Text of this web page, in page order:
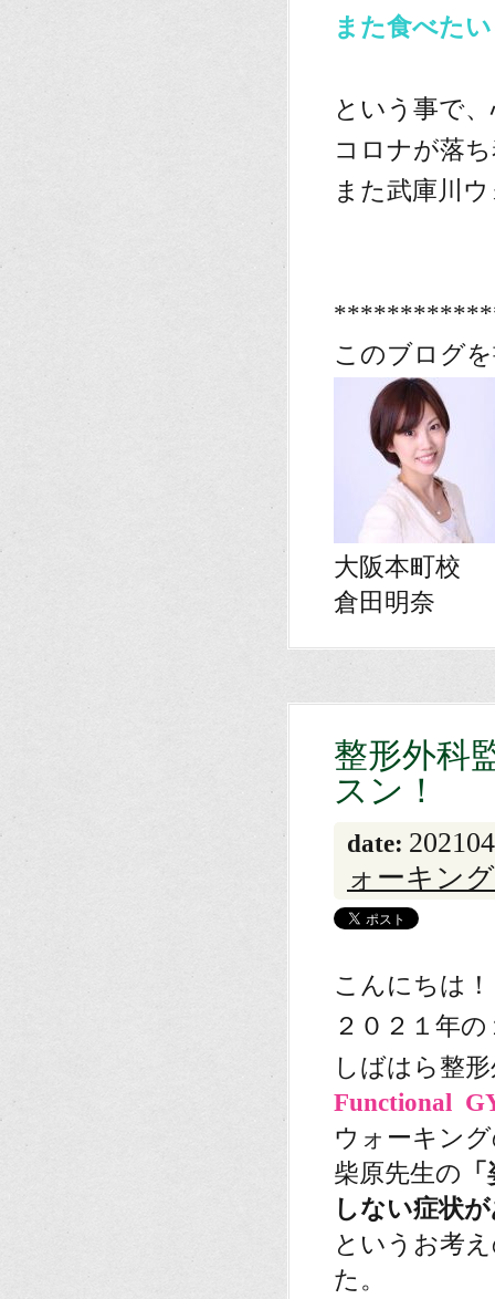
また食べた
という事で
コロナが落
また武庫川
このブログ
大阪本町校
倉田明奈
整形外科
スン！
date:
ォーキン
こんにちは
２０２１年
しばはら整
Functional
ウォーキン
柴原先生の
しない症状
というお考
た。